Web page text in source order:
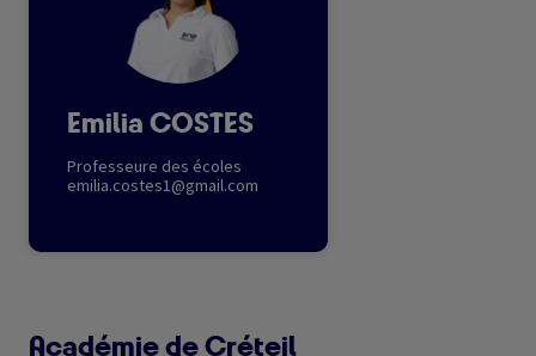
Emilia COSTES
Professeure des écoles
emilia.costes1@gmail.com
Académie de Créteil